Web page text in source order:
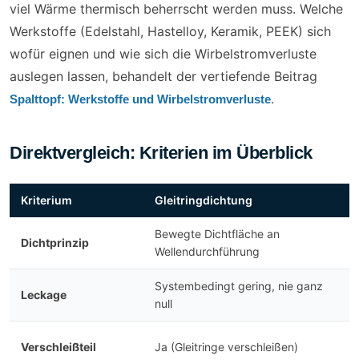
viel Wärme thermisch beherrscht werden muss. Welche
Werkstoffe (Edelstahl, Hastelloy, Keramik, PEEK) sich
wofür eignen und wie sich die Wirbelstromverluste
auslegen lassen, behandelt der vertiefende Beitrag
Spalttopf: Werkstoffe und Wirbelstromverluste.
Direktvergleich: Kriterien im Überblick
Kriterium Gleitringdichtung
Dichtprinzip
Bewegte Dichtfläche an
Wellendurchführung
Leckage
Systembedingt gering, nie ganz
null
Verschleißteil Ja (Gleitringe verschleißen)